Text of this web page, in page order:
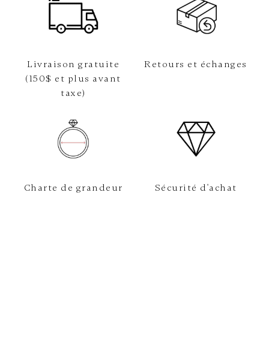
Livraison gratuite
(150$ et plus avant
taxe)
Retours et échanges
Charte de grandeur Sécurité d'achat